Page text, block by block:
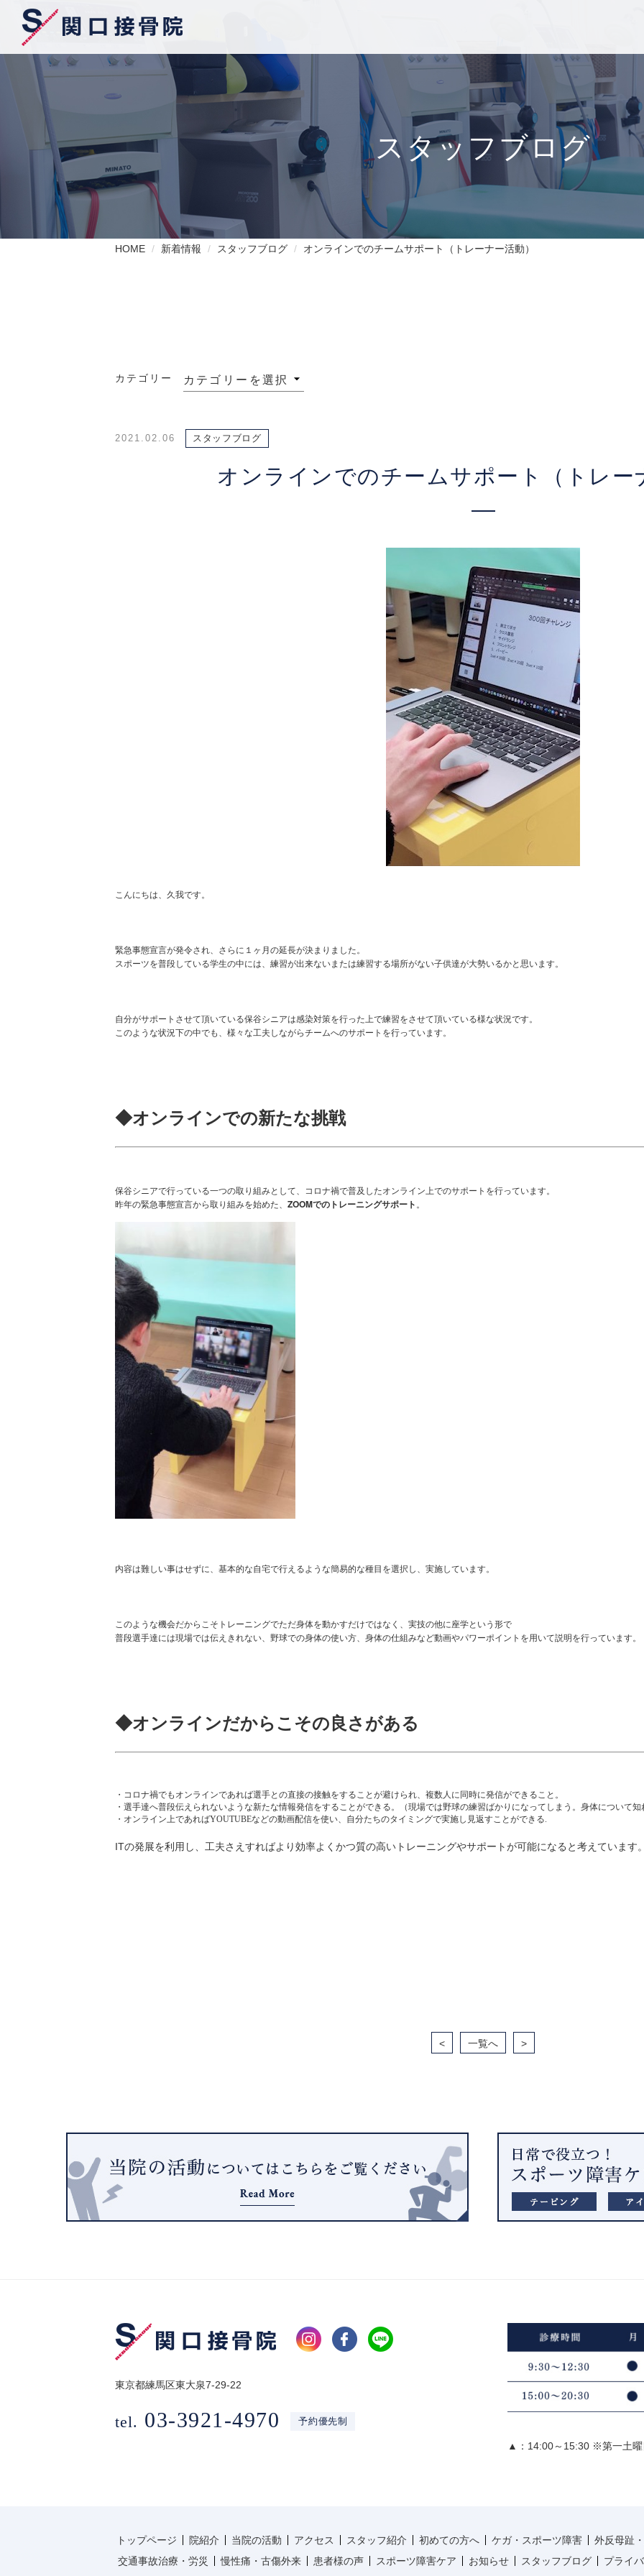
スタッフブログ
HOME 新着情報 スタッフブログ オンラインでのチームサポート（トレーナー活動）
カテゴリー
2021.02.06 スタッフブログ
オンラインでのチームサポート（トレー
こんにちは、久我です。
緊急事態宣言が発令され、さらに１ヶ月の延長が決まりました。
スポーツを普段している学生の中には、練習が出来ないまたは練習する場所がない子供達が大勢いるかと思います。
自分がサポートさせて頂いている保谷シニアは感染対策を行った上で練習をさせて頂いている様な状況です。
このような状況下の中でも、様々な工夫しながらチームへのサポートを行っています。
◆オンラインでの新たな挑戦
保谷シニアで行っている一つの取り組みとして、コロナ禍で普及したオンライン上でのサポートを行っています。
昨年の緊急事態宣言から取り組みを始めた、 ZOOMでのトレーニングサポート 。
内容は難しい事はせずに、基本的な自宅で行えるような簡易的な種目を選択し、実施しています。
このような機会だからこそトレーニングでただ身体を動かすだけではなく、実技の他に座学という形で
普段選手達には現場では伝えきれない、野球での身体の使い方、身体の仕組みなど動画やパワーポイントを用いて説明を行っています。
◆オンラインだからこその良さがある
・コロナ禍でもオンラインであれば選手との直接の接触をすることが避けられ、複数人に同時に発信ができること。
・選手達へ普段伝えられないような新たな情報発信をすることができる。（現場では野球の練習ばかりになってしまう。身体について知
・オンライン上であればYOUTUBEなどの動画配信を使い、自分たちのタイミングで実施し見返すことができる.
ITの発展を利用し、工夫さえすればより効率よくかつ質の高いトレーニングやサポートが可能になると考えています。
< 一覧へ >
東京都練馬区東大泉7-29-22
tel. 03-3921-4970 予約優先制
▲：14:00～15:30 ※第一土曜
トップページ 院紹介 当院の活動 アクセス スタッフ紹介 初めての方へ ケガ・スポーツ障害 外反母趾
交通事故治療・労災
慢性痛・古傷外来 患者様の声 スポーツ障害ケア お知らせ スタッフブログ プライ